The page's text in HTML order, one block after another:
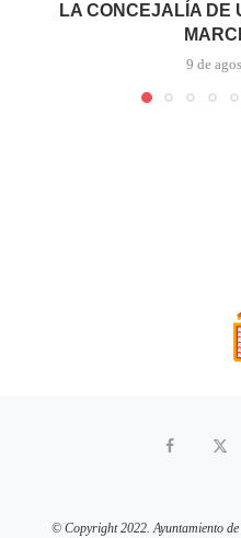
LA CONCEJALÍA DE
9 de
© Copyright 2022. Ayuntamiento